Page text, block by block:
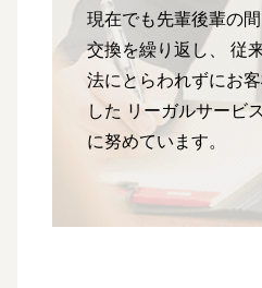
現在でも先輩後輩の
交換を繰り返し、 従
法にとらわれずにお
した リーガルサービ
に努めています。